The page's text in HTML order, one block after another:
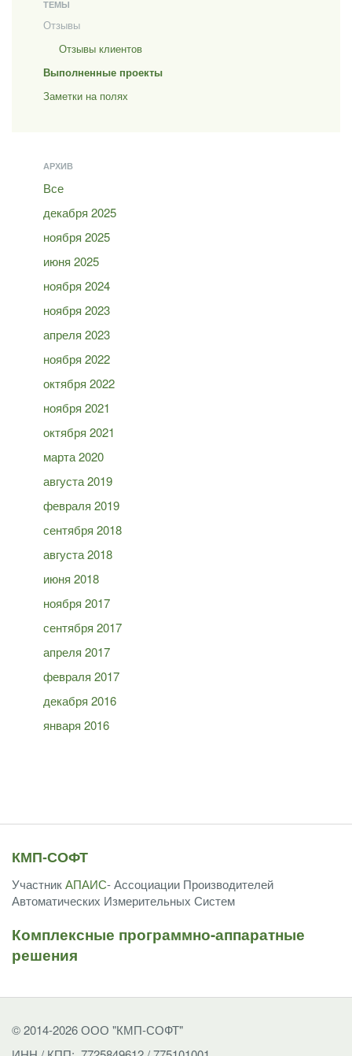
ТЕМЫ
Отзывы
Отзывы клиентов
Выполненные проекты
Заметки на полях
АРХИВ
Все
декабря 2025
ноября 2025
июня 2025
ноября 2024
ноября 2023
апреля 2023
ноября 2022
октября 2022
ноября 2021
октября 2021
марта 2020
августа 2019
февраля 2019
сентября 2018
августа 2018
июня 2018
ноября 2017
сентября 2017
апреля 2017
февраля 2017
декабря 2016
января 2016
КМП-СОФТ
УчастникАПАИС- Ассоциации Производителей
Автоматических Измерительных Систем
Комплексные программно-аппаратные
решения
© 2014-2026 ООО "КМП-СОФТ"